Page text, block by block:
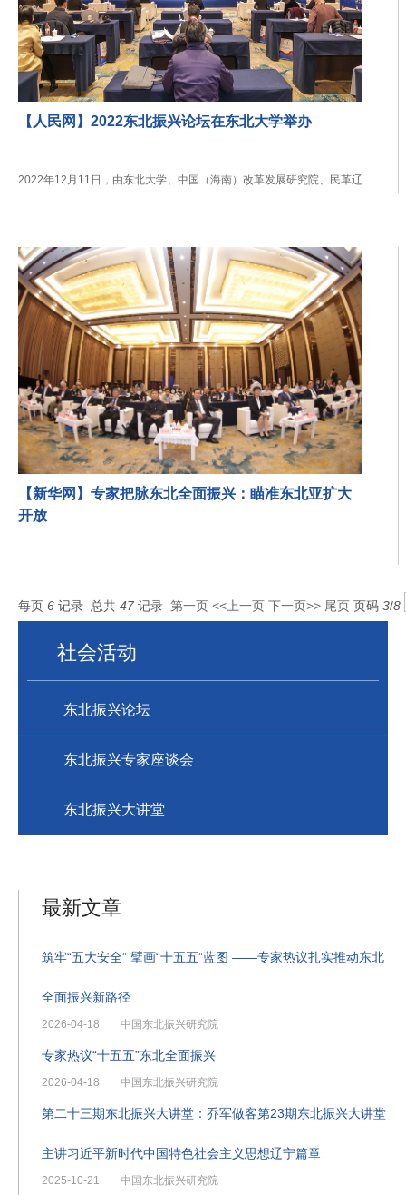
【人民网】2022东北振兴论坛在东北大学举办
2022年12月11日，由东北大学、中国（海南）改革发展研究院、民革辽
【新华网】专家把脉东北全面振兴：瞄准东北亚扩大
开放
每页 6 记录 总共 47 记录 第一页 <<上一页 下一页>> 尾页 页码 3/8
社会活动
东北振兴论坛
东北振兴专家座谈会
东北振兴大讲堂
最新文章
筑牢“五大安全” 擘画“十五五”蓝图 ——专家热议扎实推动东北
全面振兴新路径
2026-04-18 中国东北振兴研究院
专家热议“十五五”东北全面振兴
2026-04-18 中国东北振兴研究院
第二十三期东北振兴大讲堂：乔军做客第23期东北振兴大讲堂
主讲习近平新时代中国特色社会主义思想辽宁篇章
2025-10-21 中国东北振兴研究院